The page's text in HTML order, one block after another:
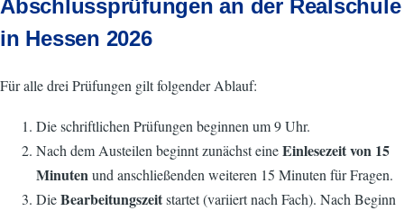
Abschlussprüfungen an der Realschule
in Hessen 2026
Für alle drei Prüfungen gilt folgender Ablauf:
Die schriftlichen Prüfungen beginnen um 9 Uhr.
Nach dem Austeilen beginnt zunächst eineEinlesezeit von 15
Minutenund anschließenden weiteren 15 Minuten für Fragen.
DieBearbeitungszeitstartet (variiert nach Fach). Nach Beginn